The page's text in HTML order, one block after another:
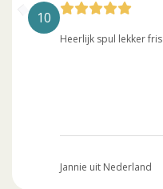
10
Heerlijk spul lekker fris
Jannie uit Nederland